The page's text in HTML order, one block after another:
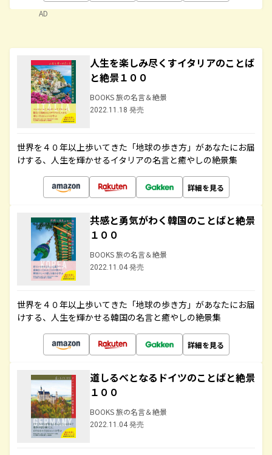
AD
人生を楽しみ尽くすイタリアのことば
と絶景１００
BOOKS 旅の名言＆絶景
2022.11.18 発売
世界を４０年以上歩いてきた「地球の歩き方」があなたにお届
けする、人生を輝かせるイタリアの名言と癒やしの絶景集
詳細を見る
共感と勇気がわく韓国のことばと絶景
１００
BOOKS 旅の名言＆絶景
2022.11.04 発売
世界を４０年以上歩いてきた「地球の歩き方」があなたにお届
けする、人生を輝かせる韓国の名言と癒やしの絶景集
詳細を見る
道しるべとなるドイツのことばと絶景
１００
BOOKS 旅の名言＆絶景
2022.11.04 発売